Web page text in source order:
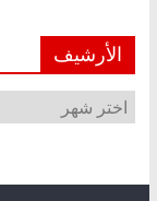
الأرشيف
الأرشيف